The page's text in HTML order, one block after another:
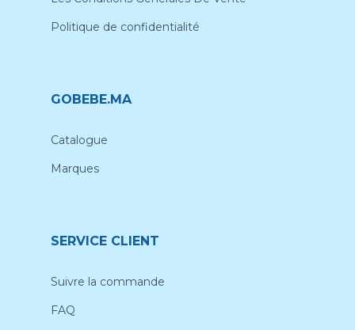
Politique de confidentialité
GOBEBE.MA
Catalogue
Marques
SERVICE CLIENT
Suivre la commande
FAQ